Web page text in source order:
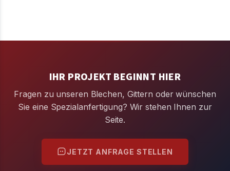
IHR PROJEKT BEGINNT HIER
Fragen zu unseren Blechen, Gittern oder wünschen
Sie eine Spezialanfertigung? Wir stehen Ihnen zur
Seite.
JETZT ANFRAGE STELLEN